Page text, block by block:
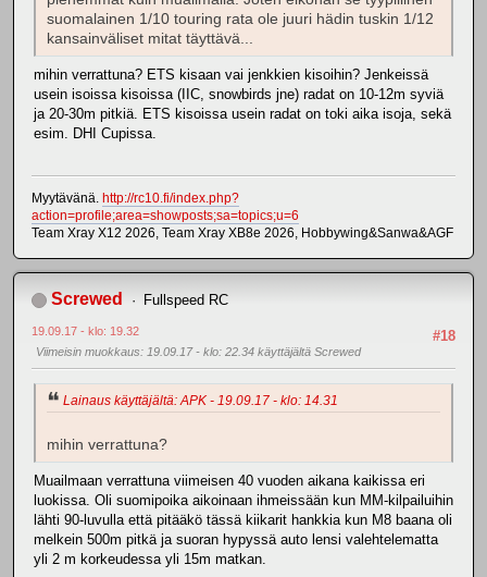
suomalainen 1/10 touring rata ole juuri hädin tuskin 1/12
kansainväliset mitat täyttävä...
mihin verrattuna? ETS kisaan vai jenkkien kisoihin? Jenkeissä
usein isoissa kisoissa (IIC, snowbirds jne) radat on 10-12m syviä
ja 20-30m pitkiä. ETS kisoissa usein radat on toki aika isoja, sekä
esim. DHI Cupissa.
Myytävänä. http://rc10.fi/index.php?
action=profile;area=showposts;sa=topics;u=6
Team Xray X12 2026, Team Xray XB8e 2026, Hobbywing&Sanwa&AGF
Screwed Fullspeed RC
#18
19.09.17 - klo: 19.32
Viimeisin muokkaus: 19.09.17 - klo: 22.34 käyttäjältä Screwed
Lainaus käyttäjältä: APK - 19.09.17 - klo: 14.31
mihin verrattuna?
Muailmaan verrattuna viimeisen 40 vuoden aikana kaikissa eri
luokissa. Oli suomipoika aikoinaan ihmeissään kun MM-kilpailuihin
lähti 90-luvulla että pitääkö tässä kiikarit hankkia kun M8 baana oli
melkein 500m pitkä ja suoran hypyssä auto lensi valehtelematta
yli 2 m korkeudessa yli 15m matkan.